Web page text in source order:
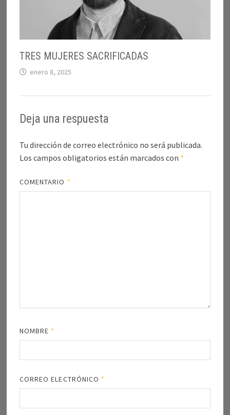
TRES MUJERES SACRIFICADAS
enero 8, 2025
Deja una respuesta
Tu dirección de correo electrónico no será publicada.
Los campos obligatorios están marcados con *
COMENTARIO *
NOMBRE *
CORREO ELECTRÓNICO *